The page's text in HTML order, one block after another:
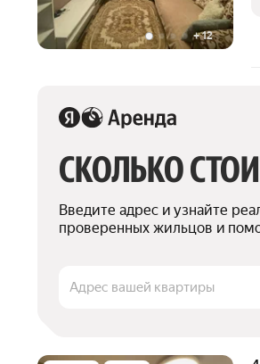
+12
СКОЛЬКО
Введите адрес и узнайте
проверенных жильцов и
Адрес вашей квартиры